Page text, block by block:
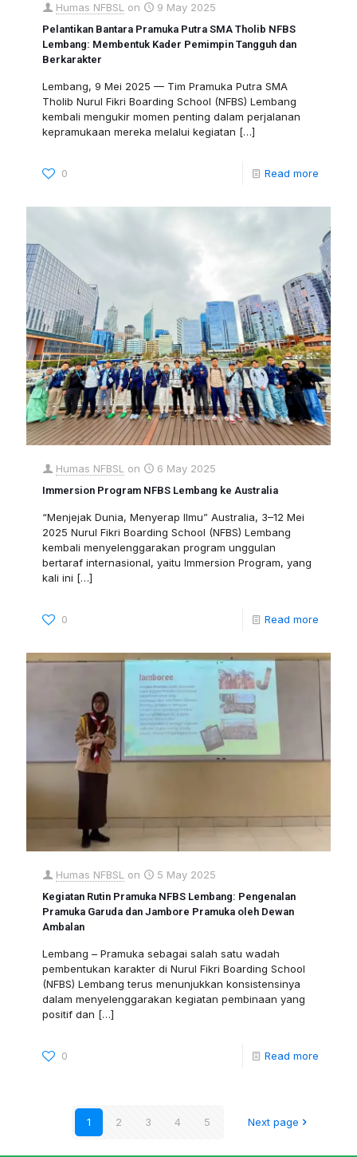
Humas NFBSL on 9 May 2025
Pelantikan Bantara Pramuka Putra SMA Tholib NFBS
Lembang: Membentuk Kader Pemimpin Tangguh dan
Berkarakter
Lembang, 9 Mei 2025 — Tim Pramuka Putra SMA
Tholib Nurul Fikri Boarding School (NFBS) Lembang
kembali mengukir momen penting dalam perjalanan
kepramukaan mereka melalui kegiatan […]
0 Read more
Humas NFBSL on 6 May 2025
Immersion Program NFBS Lembang ke Australia
“Menjejak Dunia, Menyerap Ilmu” Australia, 3–12 Mei
2025 Nurul Fikri Boarding School (NFBS) Lembang
kembali menyelenggarakan program unggulan
bertaraf internasional, yaitu Immersion Program, yang
kali ini […]
0 Read more
Humas NFBSL on 5 May 2025
Kegiatan Rutin Pramuka NFBS Lembang: Pengenalan
Pramuka Garuda dan Jambore Pramuka oleh Dewan
Ambalan
Lembang – Pramuka sebagai salah satu wadah
pembentukan karakter di Nurul Fikri Boarding School
(NFBS) Lembang terus menunjukkan konsistensinya
dalam menyelenggarakan kegiatan pembinaan yang
positif dan […]
0 Read more
1 2 3 4 5 Next page